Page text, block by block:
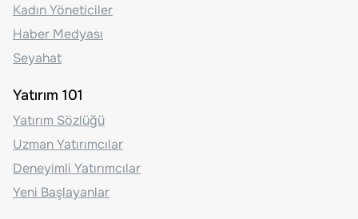
Kadın Yöneticiler
Haber Medyası
Seyahat
Yatırım 101
Yatırım Sözlüğü
Uzman Yatırımcılar
Deneyimli Yatırımcılar
Yeni Başlayanlar